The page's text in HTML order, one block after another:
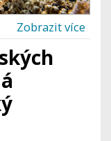
Zobrazit více